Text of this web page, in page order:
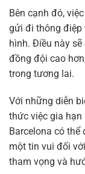
Bên cạnh đó,
gửi đi thông điệp
hình. Điều này
đồng đội cao
trong tương lai.
Với những diễn
thức việc gia hạn
Barcelona có
một tin vui đối
tham vọng và